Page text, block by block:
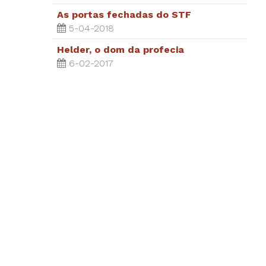
As portas fechadas do STF
5-04-2018
Helder, o dom da profecia
6-02-2017